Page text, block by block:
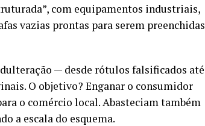
com equipamentos industriais,
vazias prontas para serem preenchidas
— desde rótulos falsificados até
O objetivo? Enganar o consumidor
o comércio local. Abasteciam também
a escala do esquema.